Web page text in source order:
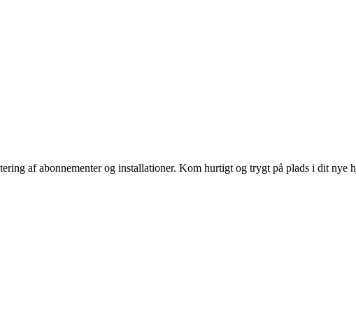
af abonnementer og installationer. Kom hurtigt og trygt på plads i dit nye